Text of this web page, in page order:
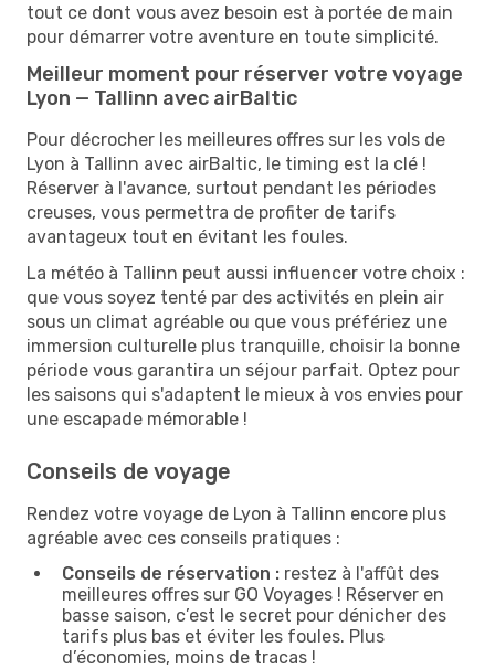
tout ce dont vous avez besoin est à portée de main
pour démarrer votre aventure en toute simplicité.
Meilleur moment pour réserver votre voyage
Lyon — Tallinn avec airBaltic
Pour décrocher les meilleures offres sur les vols de
Lyon à Tallinn avec airBaltic, le timing est la clé !
Réserver à l'avance, surtout pendant les périodes
creuses, vous permettra de profiter de tarifs
avantageux tout en évitant les foules.
La météo à Tallinn peut aussi influencer votre choix :
que vous soyez tenté par des activités en plein air
sous un climat agréable ou que vous préfériez une
immersion culturelle plus tranquille, choisir la bonne
période vous garantira un séjour parfait. Optez pour
les saisons qui s'adaptent le mieux à vos envies pour
une escapade mémorable !
Conseils de voyage
Rendez votre voyage de Lyon à Tallinn encore plus
agréable avec ces conseils pratiques :
Conseils de réservation : restez à l'affût des
meilleures offres sur GO Voyages ! Réserver en
basse saison, c’est le secret pour dénicher des
tarifs plus bas et éviter les foules. Plus
d’économies, moins de tracas !